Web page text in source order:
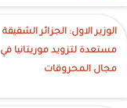
الوزير الاول: الجزائر الشقيقة
مستعدة لتزويد موريتانيا في
مجال المحروقات